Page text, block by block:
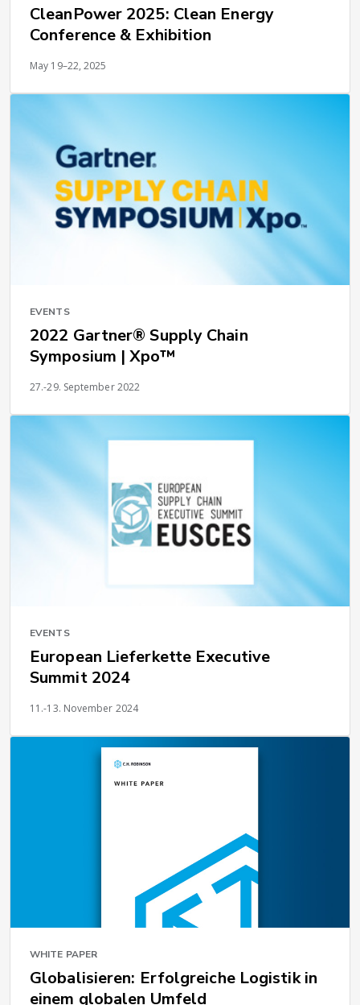
CleanPower 2025: Clean Energy
Conference & Exhibition
May 19–22, 2025
EVENTS
2022 Gartner® Supply Chain
Symposium | Xpo™
27.-29. September 2022
EVENTS
European Lieferkette Executive
Summit 2024
11.-13. November 2024
WHITE PAPER
Globalisieren: Erfolgreiche Logistik in
einem globalen Umfeld